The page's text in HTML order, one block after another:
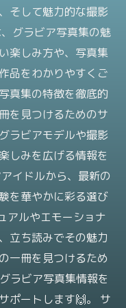
そして魅力的な撮影
グラビア写真集の魅
楽しみ方や、写真集
品をわかりやすくご
真集の特徴を徹底的
を見つけるためのサ
ラビアモデルや撮影
しみを広げる情報を
イドルから、最新の
を華やかに彩る選び
アルやエモーショナ
立ち読みでその魅力
一冊を見つけるため
ラビア写真集情報を
ポートします🙌。 サ